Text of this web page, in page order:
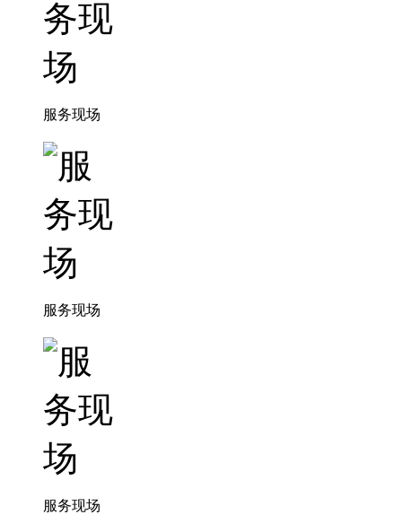
服务现场
服务现场
服务现场